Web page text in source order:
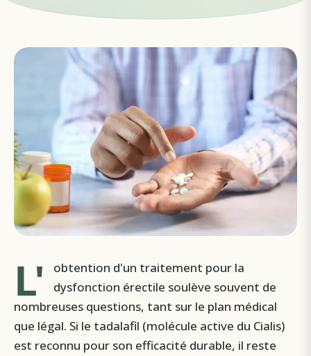
L'
obtention d'un traitement pour la
dysfonction érectile soulève souvent de
nombreuses questions, tant sur le plan médical
que légal. Si le tadalafil (molécule active du Cialis)
est reconnu pour son efficacité durable, il reste